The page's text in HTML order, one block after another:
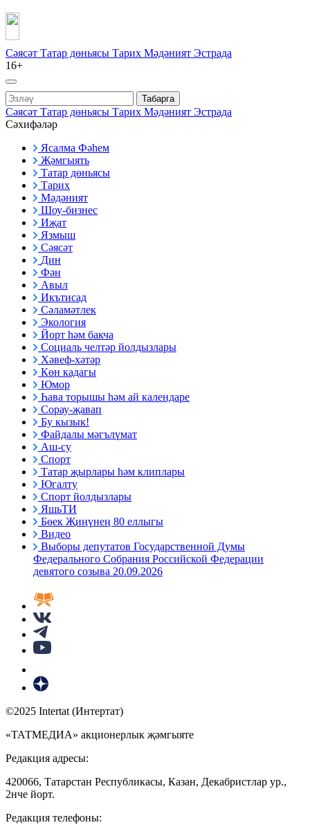
Сәясәт Татар дөньясы Тарих Мәдәният Эстрада
16+
Табарга
Сәясәт Татар дөньясы Тарих Мәдәният Эстрада
Сәхифәләр
Ясалма Фәһем
Җәмгыять
Татар дөньясы
Тарих
Мәдәният
Шоу-бизнес
Иҗат
Язмыш
Сәясәт
Дин
Фән
Авыл
Икътисад
Сәламәтлек
Экология
Йорт һәм бакча
Социаль челтәр йолдызлары
Хәвеф-хәтәр
Көн кадагы
Юмор
Һава торышы һәм ай календаре
Сорау-җавап
Бу кызык!
Файдалы мәгълүмат
Аш-су
Спорт
Татар җырлары һәм клиплары
Югалту
Спорт йолдызлары
ЯшьТИ
Бөек Җиңүнең 80 еллыгы
Видео
Выборы депутатов Государственной Думы
Федерального Собрания Российской Федерации
девятого созыва 20.09.2026
©2025 Intertat (Интертат)
«ТАТМЕДИА» акционерлык җәмгыяте
Редакция адресы:
420066, Татарстан Республикасы, Казан, Декабристлар ур.,
2нче йорт.
Редакция телефоны: